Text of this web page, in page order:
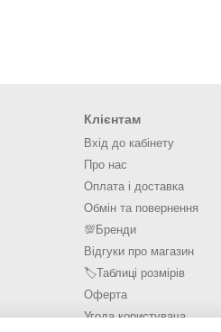
Клієнтам
Вхід до кабінету
Про нас
Оплата і доставка
Обмін та повернення
💯Бренди
Відгуки про магазин
🏷️Таблиці розмірів
Оферта
Угода користувача